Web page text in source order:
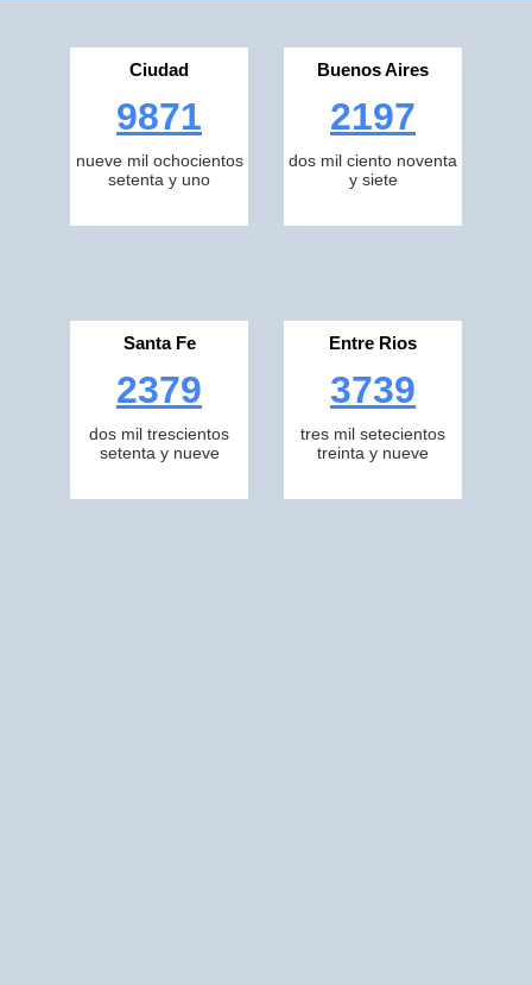
Ciudad
9871
nueve mil ochocientos
setenta y uno
Buenos Aires
2197
dos mil ciento noventa
y siete
Santa Fe
2379
dos mil trescientos
setenta y nueve
Entre Rios
3739
tres mil setecientos
treinta y nueve